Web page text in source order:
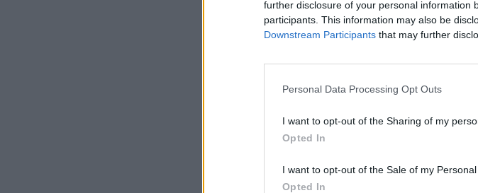
further disclosure of your personal information
participants. This information may also be
Downstream Participants that may further
Personal Data Processing Opt Outs
I want to opt-out of the Sharing of my
Opted In
I want to opt-out of the Sale of my Personal
Opted In